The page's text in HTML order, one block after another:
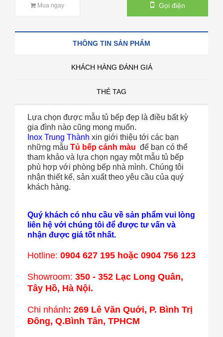
Mua ngay Gọi điện
THÔNG TIN SẢN PHẨM
KHÁCH HÀNG ĐÁNH GIÁ
THẺ TAG
Lựa chọn được mẫu tủ bếp đẹp là điều bất kỳ
gia đình nào cũng mong muốn.
Inox Trung Thành xin giới thiệu tới các bạn
những mẫu Tủ bếp cánh màu để bạn có thể
tham khảo và lựa chọn ngay một mẫu tủ bếp
phù hợp với phòng bếp nhà mình. Chúng tôi
nhận thiết kế, sản xuất theo yêu cầu của quý
khách hàng.
Quý khách có nhu cầu về sản phẩm vui lòng
liên hệ với chúng tôi để được tư vấn và
nhận được giá tốt nhất.
Hotline: 0904 627 195 hoặc 0904 756 123
Showroom: 350 - 352 Lạc Long Quân,
Tây Hồ, Hà Nội.
Chi nhánh: 269 Lê Văn Quới, P. Bình Trị
Đông, Q.Bình Tân, TPHCM